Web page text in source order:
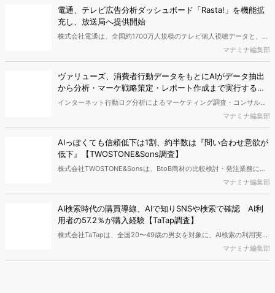
における生活者の意識や行動背景の把握が可能となり、リテールプロ
モーションにおけるプランニングの高速化と高精度化を実現できると
いいます。
電通、テレビ広告分析ダッシュボード「Rasta!」を機能拡
充し、放送局へ提供開始
株式会社電通は、全国約1700万人規模のテレビ個人視聴データと、独
自の大規模生活者意識調査データを掛け合わせて、テレビ広告のデー
タ集計や広告効果の分析ができるダッシュボード「Rasta!
（Resourceful Analysis System of TV Audience：ラスタ）」の機能
を拡充し、放送局への提供を開始したことを発表しました。
マナミナ編集部
ヴァリューズ、消費者行動データをもとにAIがデータ抽出
から分析・マーケ戦略策定・レポート作成まで実行する
「Dockpit AIエージェント」を提供開始
インターネット行動ログ分析によるマーケティング調査・コンサルテ
ィングサービスを提供する株式会社ヴァリューズは、国内最大規模
250万人のWeb行動ログデータを基盤としたマーケティングリサーチ
エンジン「Dockpit（ドックピット）」の新機能として、AIが市場分
析から仮説構築、レポート作成までを自律的にサポートする
「Dockpit AIエージェント」の提供を開始いたしました。
マナミナ編集部
AIっぽくても信頼低下は1割、約半数は『問い合わせ意欲が
低下』【TWOSTONE&Sons調査】
株式会社TWOSTONE&Sonsは、BtoB商材の比較検討・発注業務に携
わる担当者を対象に、コンテンツのAIっぽさに関する意識調査を実施
し、結果を公開しました。
マナミナ編集部
AI検索時代の購買導線、AIで知りSNSや検索で確認 AI利
用者の57.2％が購入経験【TaTap調査】
株式会社TaTapは、全国20〜49歳の男女を対象に、AI検索の利用実態
と、AIで知った商品をどこで確かめているかを調査し、結果を公開し
ました。
マナミナ編集部